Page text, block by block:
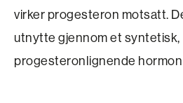
virker progesteron motsatt.
utnytte gjennom et syntetisk,
progesteronlignende